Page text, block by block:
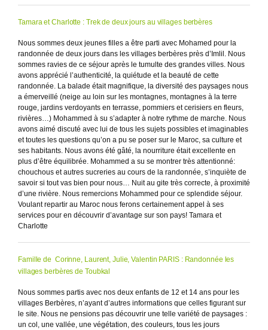
Tamara et Charlotte : Trek de deux jours au villages berbères
Nous sommes deux jeunes filles a être parti avec Mohamed pour la
randonnée de deux jours dans les villages berbères près d’Imlil. Nous
sommes ravies de ce séjour après le tumulte des grandes villes. Nous
avons apprécié l’authenticité, la quiétude et la beauté de cette
randonnée. La balade était magnifique, la diversité des paysages nous
a émerveillé (neige au loin sur les montagnes, montagnes à la terre
rouge, jardins verdoyants en terrasse, pommiers et cerisiers en fleurs,
rivières…) Mohammed à su s’adapter à notre rythme de marche. Nous
avons aimé discuté avec lui de tous les sujets possibles et imaginables
et toutes les questions qu’on a pu se poser sur le Maroc, sa culture et
ses habitants. Nous avons été gâté, la nourriture était excellente en
plus d’être équilibrée. Mohammed a su se montrer très attentionné:
chouchous et autres sucreries au cours de la randonnée, s’inquiète de
savoir si tout vas bien pour nous… Nuit au gite très correcte, à proximité
d’une rivière. Nous remercions Mohammed pour ce splendide séjour.
Voulant repartir au Maroc nous ferons certainement appel à ses
services pour en découvrir d’avantage sur son pays! Tamara et
Charlotte
Famille de Corinne, Laurent, Julie, Valentin PARIS : Randonnée les
villages berbères de Toubkal
Nous sommes partis avec nos deux enfants de 12 et 14 ans pour les
villages Berbères, n’ayant d’autres informations que celles figurant sur
le site. Nous ne pensions pas découvrir une telle variété de paysages :
un col, une vallée, une végétation, des couleurs, tous les jours